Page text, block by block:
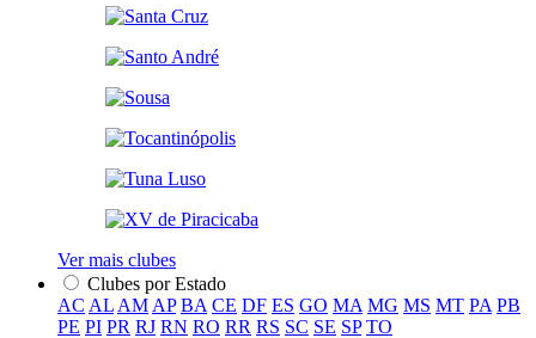
Ver mais clubes
Clubes por Estado
AC AL AM AP BA CE DF ES GO MA MG MS MT PA PB
PE PI PR RJ RN RO RR RS SC SE SP TO